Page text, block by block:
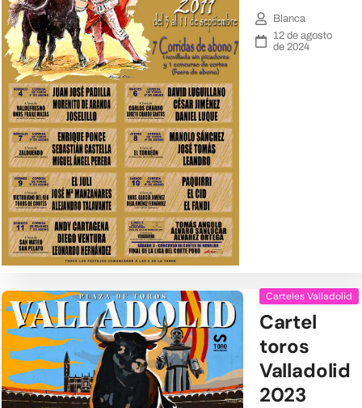
Blanca
12 de agosto
de 2024
Carteles Valladolid
Cartel
toros
Valladolid
2023